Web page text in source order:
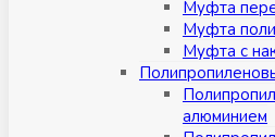
Муфта
Муфта
Муфта с
алюминием